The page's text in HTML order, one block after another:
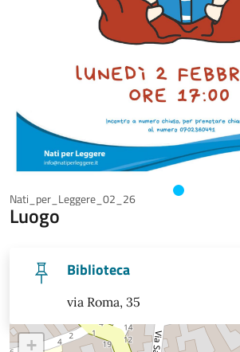
Nati_per_Leggere_02_26
Luogo
Biblioteca
via Roma, 35
+